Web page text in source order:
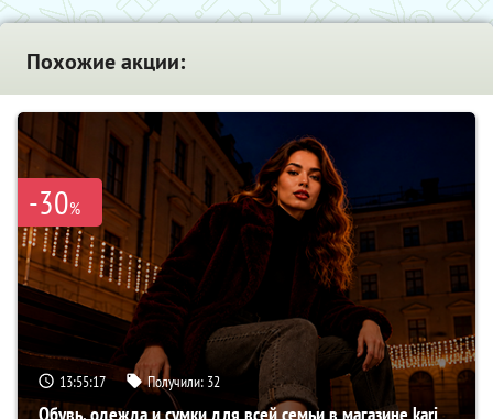
Похожие акции:
-30%
13:55:16 Получили: 32
Обувь, одежда и сумки для всей семьи в магазине kari